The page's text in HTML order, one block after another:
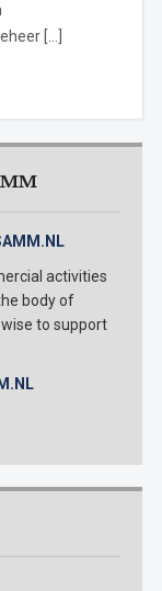
activities
body of
to support
[…]